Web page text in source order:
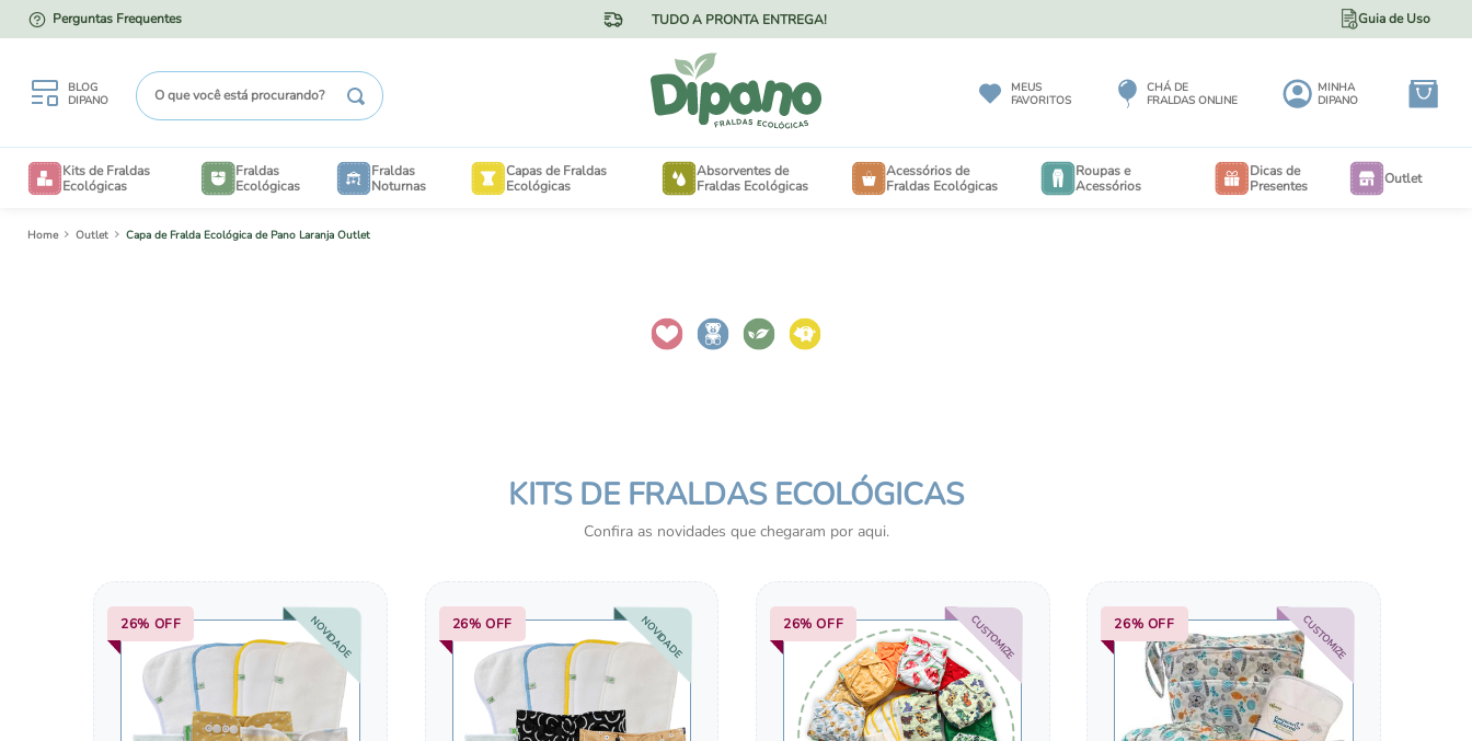
Perguntas FrequentesPARCELE EM ATÉ 12X NO CARTÃO TUDO A PRONTA ENTREGA! Guia de Uso
BLOG
DIPANO
O que você está procurando?
MEUS
FAVORITOS
CHÁ DE
FRALDAS ONLINE
MINHA
DIPANO
Kits de Fraldas
Ecológicas
Fraldas
Ecológicas
Fraldas
Noturnas
Capas de Fraldas
Ecológicas
Absorventes de
Fraldas Ecológicas
Acessórios de
Fraldas Ecológicas
HIGIENE E CUIDADOS COM A
Roupas e
Acessórios
Dicas de
Presentes
Outlet
Outlet Capa de Fralda Ecológica de Pano Laranja Outlet
KITS DE FRALDAS ECOLÓGICAS
Confira as novidades que chegaram por aqui.
26% OFF NOVIDADE 26% OFF NOVIDADE 26% OFF CUSTOMIZE 26% OFF CUSTOMIZE
1º
kit degustação